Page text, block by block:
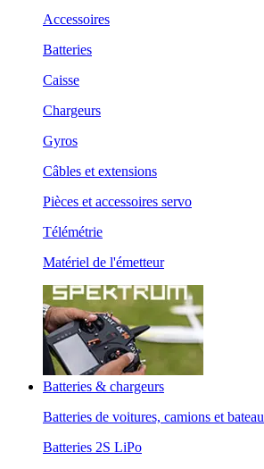
Accessoires
Batteries
Caisse
Chargeurs
Gyros
Câbles et extensions
Pièces et accessoires servo
Télémétrie
Matériel de l'émetteur
Batteries & chargeurs
Batteries de voitures, camions et
Batteries 2S LiPo